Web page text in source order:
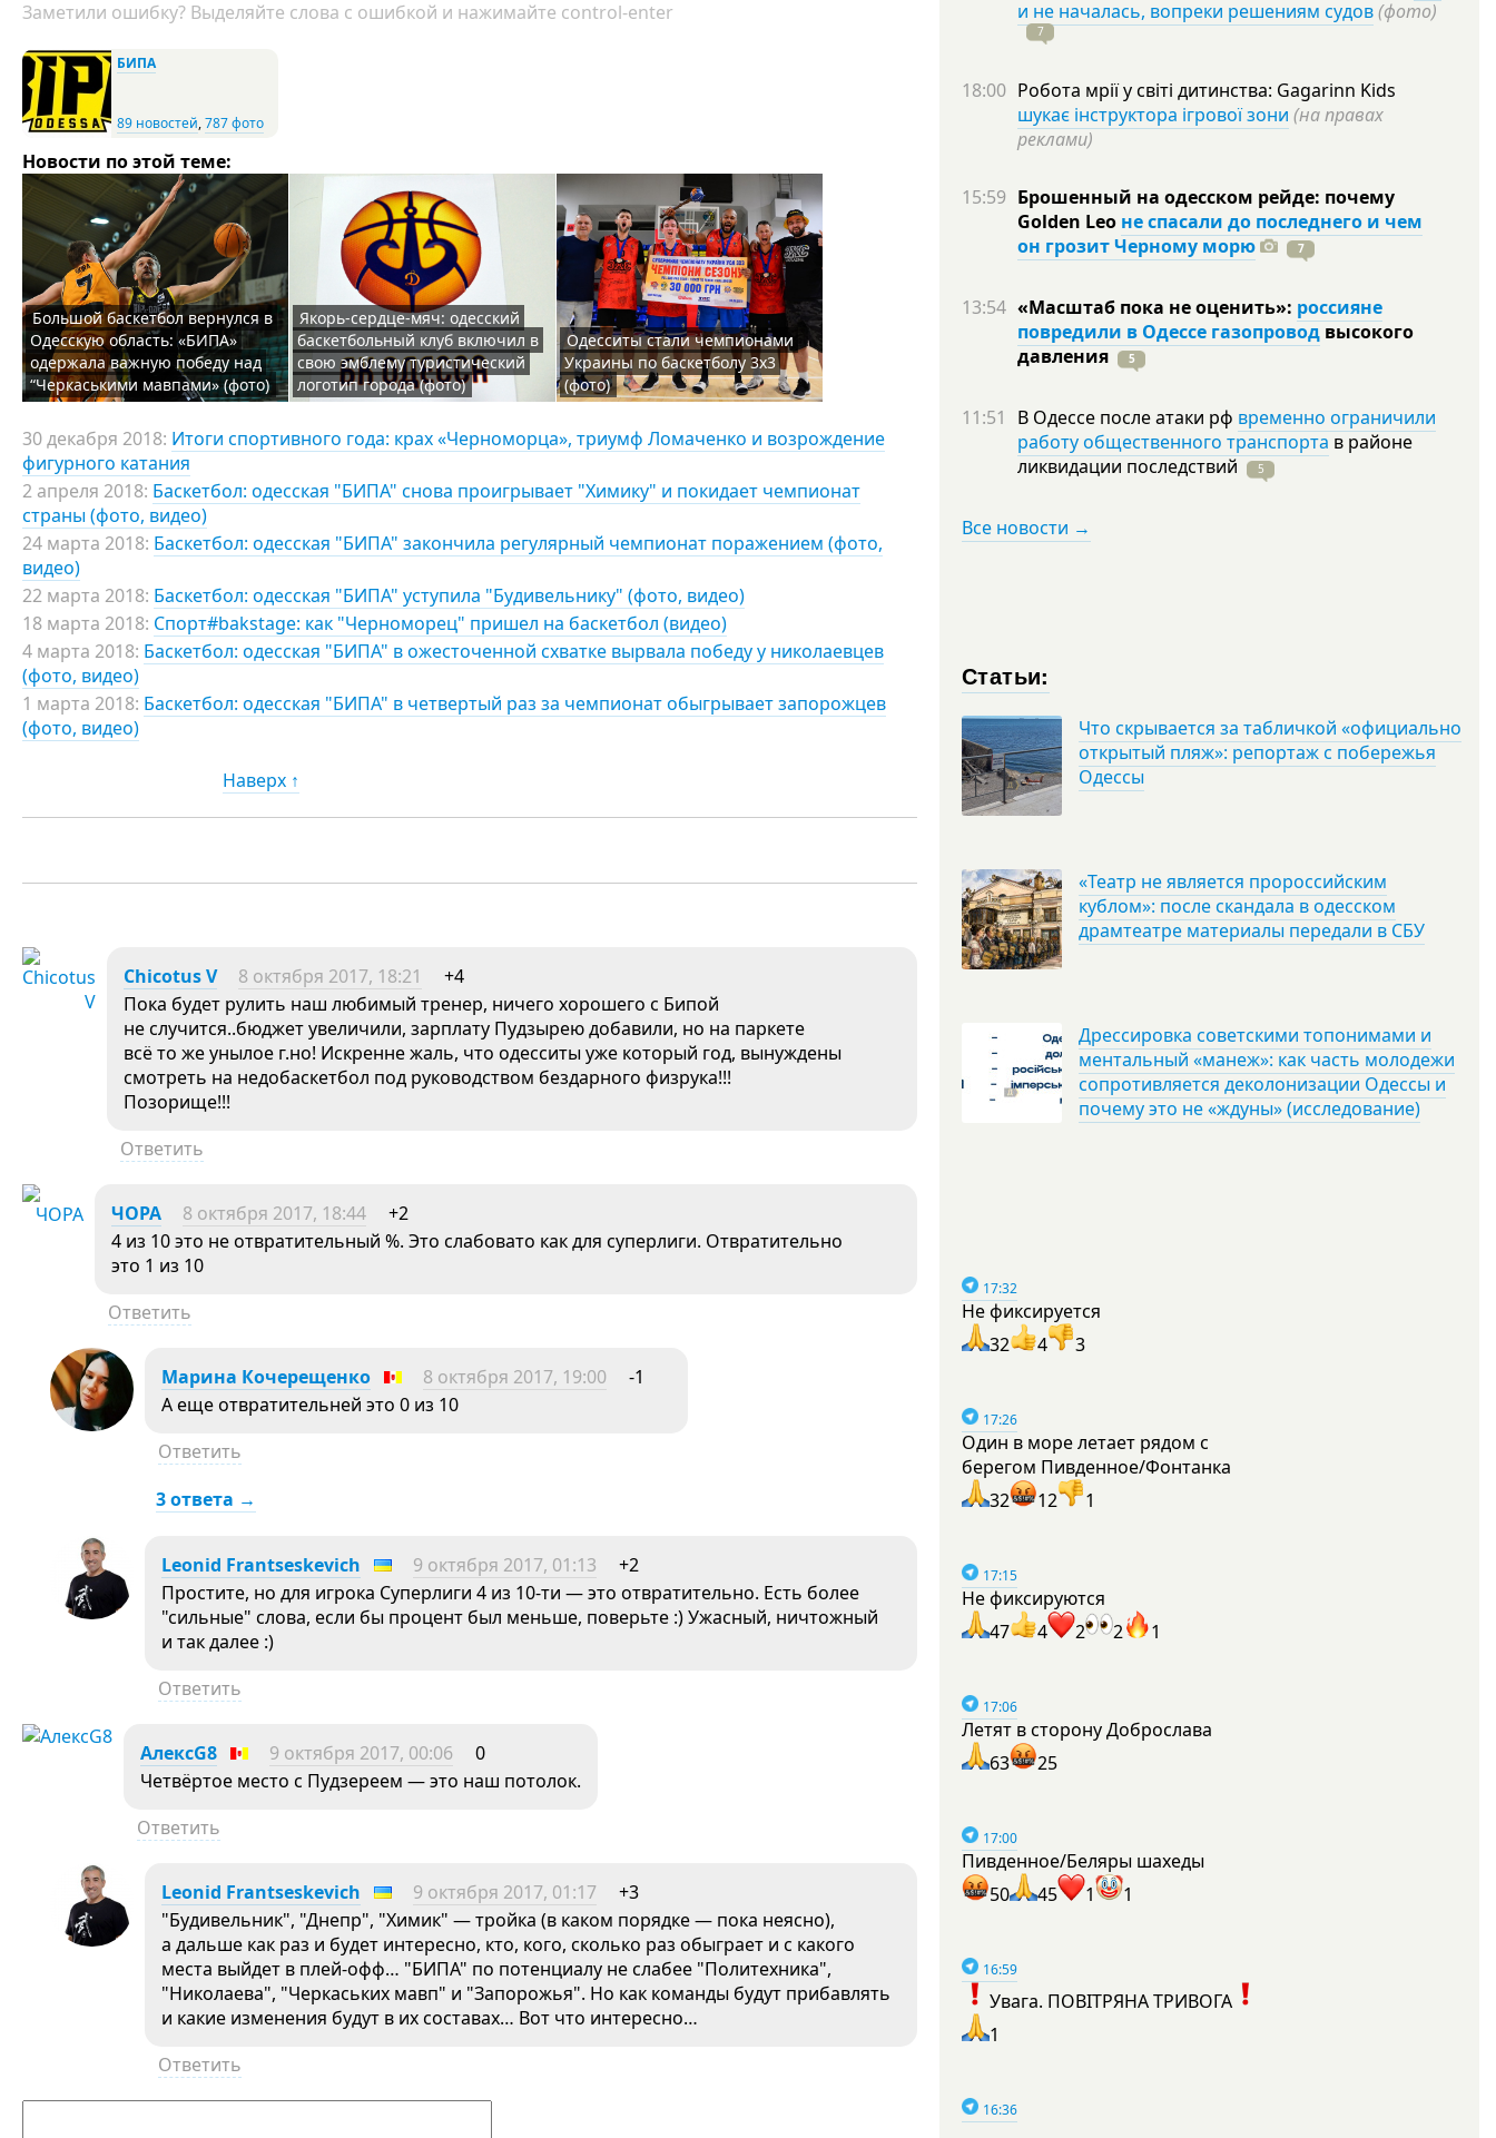
Заметили ошибку? Выделяйте слова с ошибкой и нажимайте control-enter
БИПА
89 новостей,787 фото
Новости по этой теме:
Большой баскетбол вернулся в
Одесскую область: «БИПА»
одержала важную победу над
“Черкаськими мавпами» (фото)
Якорь-сердце-мяч: одесский
баскетбольный клуб включил в
свою эмблему туристический
логотип города (фото)
Одесситы стали чемпионами
Украины по баскетболу 3х3
(фото)
30 декабря 2018: Итоги спортивного года: крах «Черноморца», триумф Ломаченко и возрождение
фигурного катания
2 апреля 2018: Баскетбол: одесская "БИПА" снова проигрывает "Химику" и покидает чемпионат
страны (фото, видео)
24 марта 2018: Баскетбол: одесская "БИПА" закончила регулярный чемпионат поражением (фото,
видео)
22 марта 2018: Баскетбол: одесская "БИПА" уступила "Будивельнику" (фото, видео)
18 марта 2018: Спорт#bakstage: как "Черноморец" пришел на баскетбол (видео)
4 марта 2018: Баскетбол: одесская "БИПА" в ожесточенной схватке вырвала победу у николаевцев
(фото, видео)
1 марта 2018: Баскетбол: одесская "БИПА" в четвертый раз за чемпионат обыгрывает запорожцев
(фото, видео)
Наверх ↑
Chicotus V 8 октября 2017, 18:21
+4
Пока будет рулить наш любимый тренер, ничего хорошего с Бипой
не случится..бюджет увеличили, зарплату Пудзырею добавили, но на паркете
всё то же унылое г.но! Искренне жаль, что одесситы уже который год, вынуждены
смотреть на недобаскетбол под руководством бездарного физрука!!!
Позорище!!!
Ответить
ЧОРА 8 октября 2017, 18:44
+2
4 из 10 это не отвратительный %. Это слабовато как для суперлиги. Отвратительно
это 1 из 10
Ответить
Марина Кочерещенко 8 октября 2017, 19:00
-1
А еще отвратительней это 0 из 10
Ответить
3 ответа →
Leonid Frantseskevich 9 октября 2017, 01:13
+2
Простите, но для игрока Суперлиги 4 из 10-ти — это отвратительно. Есть более
"сильные" слова, если бы процент был меньше, поверьте :) Ужасный, ничтожный
и так далее :)
Ответить
АлексG8 9 октября 2017, 00:06
0
Четвёртое место с Пудзереем — это наш потолок.
Ответить
Leonid Frantseskevich 9 октября 2017, 01:17
+3
"Будивельник", "Днепр", "Химик" — тройка (в каком порядке — пока неясно),
а дальше как раз и будет интересно, кто, кого, сколько раз обыграет и с какого
места выйдет в плей-офф… "БИПА" по потенциалу не слабее "Политехника",
"Николаева", "Черкаських мавп" и "Запорожья". Но как команды будут прибавлять
и какие изменения будут в их составах… Вот что интересно…
Ответить
и не началась, вопреки решениям судов(фото)
7
18:00 Робота мрії у світі дитинства: Gagarinn Kids
шукає інструктора ігрової зони (на правах
реклами)
15:59 Брошенный на одесском рейде: почему
Golden Leo не спасали до последнего и чем
он грозит Черному морю
7
13:54 «Масштаб пока не оценить»: россияне
повредили в Одессе газопровод высокого
давления
5
11:51 В Одессе после атаки рф временно ограничили
работу общественного транспорта в районе
ликвидации последствий 5
Все новости →
Статьи:
Что скрывается за табличкой «официально
открытый пляж»: репортаж с побережья
Одессы
«Театр не является пророссийским
кублом»: после скандала в одесском
драмтеатре материалы передали в СБУ
Дрессировка советскими топонимами и
ментальный «манеж»: как часть молодежи
сопротивляется деколонизации Одессы и
почему это не «ждуны» (исследование)
17:32
Не фиксируется
32
4 3
17:26
Один в море летает рядом с
берегом Пивденное/Фонтанка
32
12 1
17:15
Не фиксируются
47
4 2 2 1
17:06
Летят в сторону Доброслава
63
25
17:00
Пивденное/Беляры шахеды
50
45 1 1
16:59
Увага. ПОВІТРЯНА ТРИВОГА
1
16:36